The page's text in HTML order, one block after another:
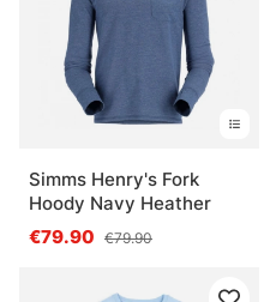
Simms Henry's Fork
Hoody Navy Heather
€79.90 €79.90